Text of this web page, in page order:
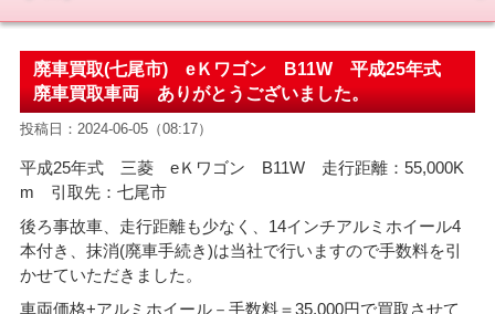
廃車買取(七尾市) eＫワゴン B11W 平成25年式
廃車買取車両 ありがとうございました。
投稿日：2024-06-05（08:17）
平成25年式 三菱 eＫワゴン B11W 走行距離：55,000K
m 引取先：七尾市
後ろ事故車、走行距離も少なく、14インチアルミホイール4
本付き、抹消(廃車手続き)は当社で行いますので手数料を引
かせていただきました。
車両価格+アルミホイール－手数料＝35,000円で買取させて